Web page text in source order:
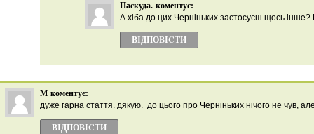
Паскуда. коментує:
А хіба до цих Черніньких застосуєш щось
ВІДПОВІCТИ
М коментує:
дуже гарна стаття. дякую. до цього про Черніньких нічого не чув,
ВІДПОВІCТИ